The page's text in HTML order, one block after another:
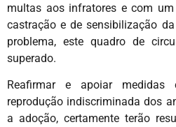
multas aos infratores e com
castração e de sensibilização
problema, este quadro de
superado.
Reafirmar e apoiar
reprodução indiscriminada dos
a adoção, certamente terão